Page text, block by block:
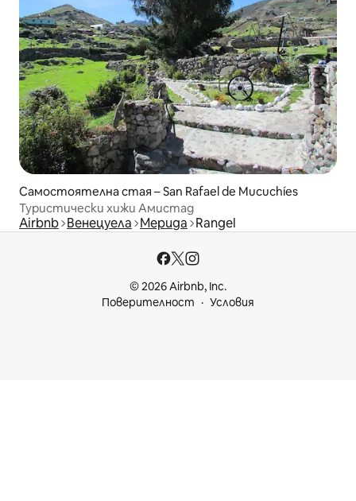
Самостоятелна стая – San Rafael de Mucuchíes
Туристически хижи Амистад
Airbnb Венецуела Мерида Rangel
© 2026 Airbnb, Inc.
Поверителност
Условия